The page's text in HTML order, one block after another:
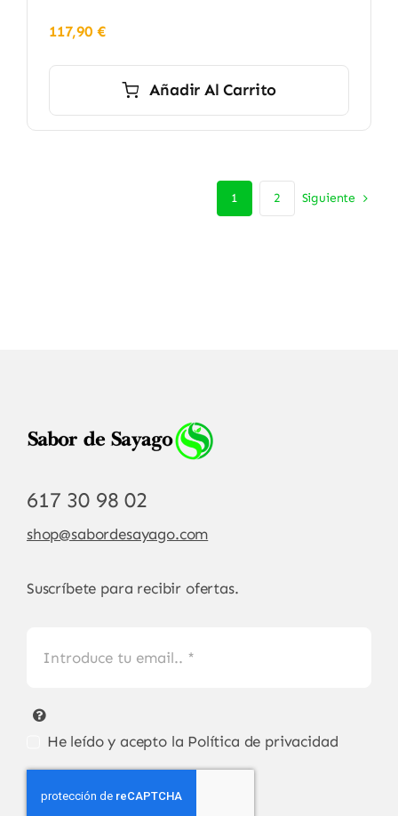
117,90 €
Añadir Al Carrito
1 2 Siguiente
617 30 98 02
shop@sabordesayago.com
Suscríbete para recibir ofertas.
He leído y acepto la Política de privacidad